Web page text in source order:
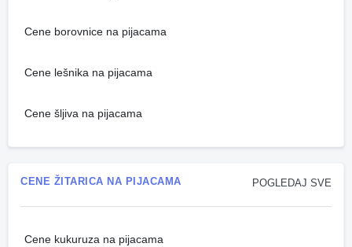
Cene borovnice na pijacama
Cene lešnika na pijacama
Cene šljiva na pijacama
POGLEDAJ SVE
CENE ŽITARICA NA PIJACAMA
Cene kukuruza na pijacama